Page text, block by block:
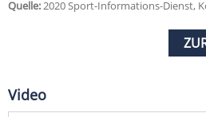
Quelle:2020 Sport-Informations-Dienst,
Video